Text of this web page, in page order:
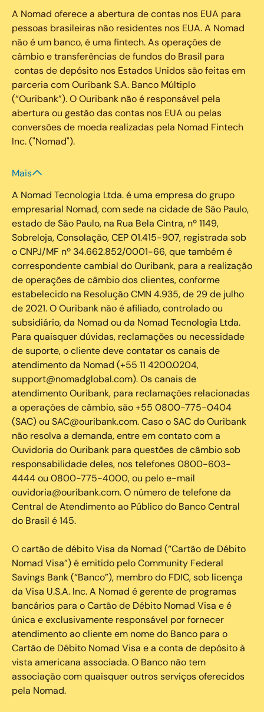
A Nomad oferece a abertura de contas nos EUA para
pessoas brasileiras não residentes nos EUA. A Nomad
não é um banco, é uma fintech. As operações de
câmbio e transferências de fundos do Brasil para
contas de depósito nos Estados Unidos são feitas em
parceria com Ouribank S.A. Banco Múltiplo
(“Ouribank”). O Ouribank não é responsável pela
abertura ou gestão das contas nos EUA ou pelas
conversões de moeda realizadas pela Nomad Fintech
Inc. ("Nomad").
Mais
A Nomad Tecnologia Ltda. é uma empresa do grupo
empresarial Nomad, com sede na cidade de São Paulo,
estado de São Paulo, na Rua Bela Cintra, nº 1149,
Sobreloja, Consolação, CEP 01.415-907, registrada sob
o CNPJ/MF nº 34.662.852/0001-66, que também é
correspondente cambial do Ouribank, para a realização
de operações de câmbio dos clientes, conforme
estabelecido na Resolução CMN 4.935, de 29 de julho
de 2021. O Ouribank não é afiliado, controlado ou
subsidiário, da Nomad ou da Nomad Tecnologia Ltda.
Para quaisquer dúvidas, reclamações ou necessidade
de suporte, o cliente deve contatar os canais de
atendimento da Nomad (+55 11 4200.0204,
support@nomadglobal.com). Os canais de
atendimento Ouribank, para reclamações relacionadas
a operações de câmbio, são +55 0800-775-0404
(SAC) ou SAC@ouribank.com. Caso o SAC do Ouribank
não resolva a demanda, entre em contato com a
Ouvidoria do Ouribank para questões de câmbio sob
responsabilidade deles, nos telefones 0800-603-
4444 ou 0800-775-4000, ou pelo e-mail
ouvidoria@ouribank.com. O número de telefone da
Central de Atendimento ao Público do Banco Central
do Brasil é 145.
O cartão de débito Visa da Nomad (“Cartão de Débito
Nomad Visa”) é emitido pelo Community Federal
Savings Bank (“Banco”), membro do FDIC, sob licença
da Visa U.S.A. Inc. A Nomad é gerente de programas
bancários para o Cartão de Débito Nomad Visa e é
única e exclusivamente responsável por fornecer
atendimento ao cliente em nome do Banco para o
Cartão de Débito Nomad Visa e a conta de depósito à
vista americana associada. O Banco não tem
associação com quaisquer outros serviços oferecidos
pela Nomad.